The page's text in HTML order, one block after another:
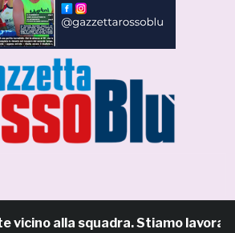
alla squadra. Stiamo lavorando